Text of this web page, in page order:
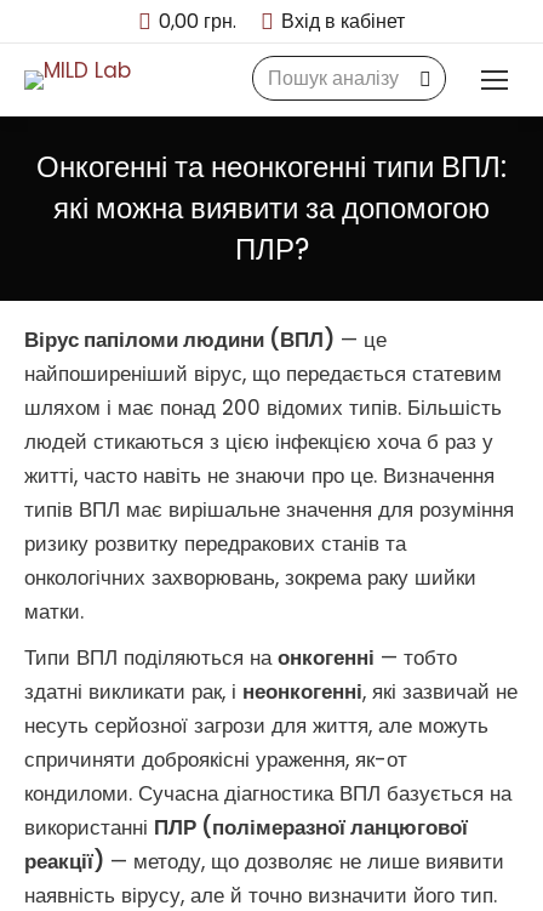
0,00 грн. Вхід в кабінет
Search:
Онкогенні та неонкогенні типи ВПЛ:
які можна виявити за допомогою
ПЛР?
Вірус папіломи людини (ВПЛ) — це
найпоширеніший вірус, що передається статевим
шляхом і має понад 200 відомих типів. Більшість
людей стикаються з цією інфекцією хоча б раз у
житті, часто навіть не знаючи про це. Визначення
типів ВПЛ має вирішальне значення для розуміння
ризику розвитку передракових станів та
онкологічних захворювань, зокрема раку шийки
матки.
Типи ВПЛ поділяються наонкогенні — тобто
здатні викликати рак, і неонкогенні, які зазвичай не
несуть серйозної загрози для життя, але можуть
спричиняти доброякісні ураження, як-от
кондиломи. Сучасна діагностика ВПЛ базується на
використанні ПЛР (полімеразної ланцюгової
реакції) — методу, що дозволяє не лише виявити
наявність вірусу, але й точно визначити його тип.